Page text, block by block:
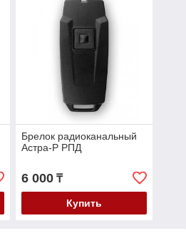
Брелок радиоканальный
Астра-Р РПД
6 000₸
Купить